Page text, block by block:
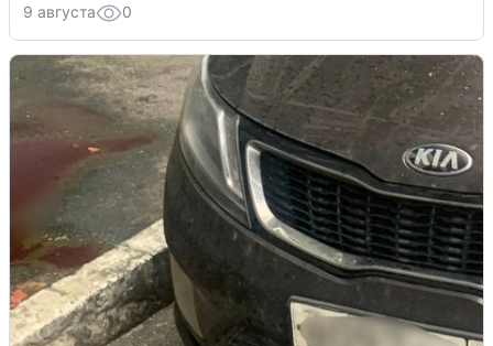
9 августа 0